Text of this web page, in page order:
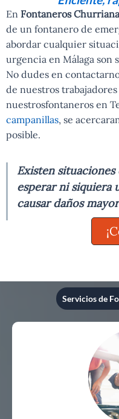
En Fontaneros Churriana
de un fontanero de
abordar cualquier
urgencia en Málaga son
No dudes en
de nuestros
nuestrosfontaneros en
campanillas, se
posible.
Existen
esperar ni siquiera
causar daños
Servicios de